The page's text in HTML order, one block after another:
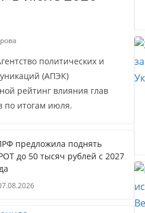
политических и
(АПЭК)
рейтинг влияния глав
по итогам июля.
предложила поднять
до 50 тысяч рублей с 2027